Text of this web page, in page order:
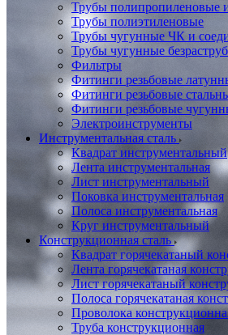
Трубы полипропиленовые
Трубы полиэтиленовые
Трубы чугунные ЧК и
Трубы чугунные
Фильтры
Фитинги резьбовые
Фитинги резьбовые
Фитинги резьбовые
Электроинструменты
Инструментальная сталь
Квадрат инструментальный
Лента инструментальная
Лист инструментальный
Поковка инструментальная
Полоса инструментальная
Круг инструментальный
Конструкционная сталь
Квадрат горячекатаный
Лента горячекатаная
Лист горячекатаный
Полоса горячекатаная
Проволока
Труба конструкционная